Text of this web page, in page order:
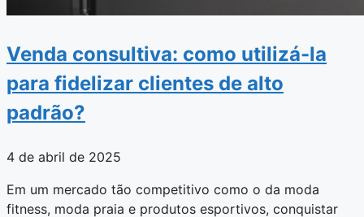
Venda consultiva: como utilizá-la
para fidelizar clientes de alto
padrão?
4 de abril de 2025
Em um mercado tão competitivo como o da moda
fitness, moda praia e produtos esportivos, conquistar